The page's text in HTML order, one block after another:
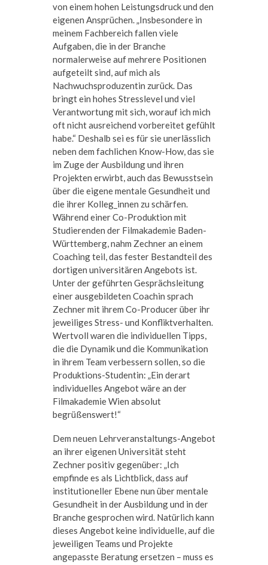
von einem hohen Leistungsdruck und den
eigenen Ansprüchen. „Insbesondere in
meinem Fachbereich fallen viele
Aufgaben, die in der Branche
normalerweise auf mehrere Positionen
aufgeteilt sind, auf mich als
Nachwuchsproduzentin zurück. Das
bringt ein hohes Stresslevel und viel
Verantwortung mit sich, worauf ich mich
oft nicht ausreichend vorbereitet gefühlt
habe.“ Deshalb sei es für sie unerlässlich
neben dem fachlichen Know-How, das sie
im Zuge der Ausbildung und ihren
Projekten erwirbt, auch das Bewusstsein
über die eigene mentale Gesundheit und
die ihrer Kolleg_innen zu schärfen.
Während einer Co-Produktion mit
Studierenden der Filmakademie Baden-
Württemberg, nahm Zechner an einem
Coaching teil, das fester Bestandteil des
dortigen universitären Angebots ist.
Unter der geführten Gesprächsleitung
einer ausgebildeten Coachin sprach
Zechner mit ihrem Co-Producer über ihr
jeweiliges Stress- und Konfliktverhalten.
Wertvoll waren die individuellen Tipps,
die die Dynamik und die Kommunikation
in ihrem Team verbessern sollen, so die
Produktions-Studentin: „Ein derart
individuelles Angebot wäre an der
Filmakademie Wien absolut
begrüßenswert!“
Dem neuen Lehrveranstaltungs-Angebot
an ihrer eigenen Universität steht
Zechner positiv gegenüber: „Ich
empfinde es als Lichtblick, dass auf
institutioneller Ebene nun über mentale
Gesundheit in der Ausbildung und in der
Branche gesprochen wird. Natürlich kann
dieses Angebot keine individuelle, auf die
jeweiligen Teams und Projekte
angepasste Beratung ersetzen – muss es